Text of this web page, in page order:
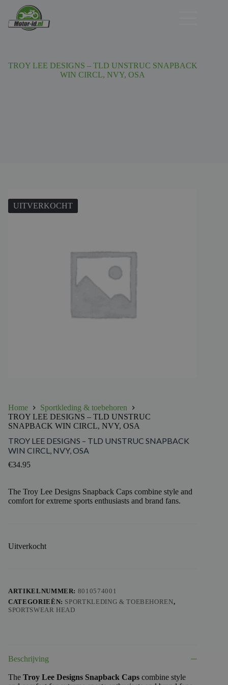
TROY LEE DESIGNS – TLD UNSTRUC SNAPBACK
WIN CIRCL, NVY, OSA
UITVERKOCHT
Home
Sportkleding & toebehoren
TROY LEE DESIGNS – TLD UNSTRUC
SNAPBACK WIN CIRCL, NVY, OSA
TROY LEE DESIGNS – TLD UNSTRUC SNAPBACK
WIN CIRCL, NVY, OSA
€34.95
The Troy Lee Designs Snapback Caps combine style and
comfort for extreme sports enthusiasts and brand fans.
Uitverkocht
ARTIKELNUMMER: 8010574001
CATEGORIEËN: SPORTKLEDING & TOEBEHOREN,
SPORTSWEAR HEAD
Beschrijving
The Troy Lee Designs Snapback Caps combine style